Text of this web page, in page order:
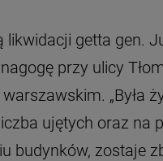
getta gen.
przy ulicy
„Była
ujętych oraz na
budynków, zostaje